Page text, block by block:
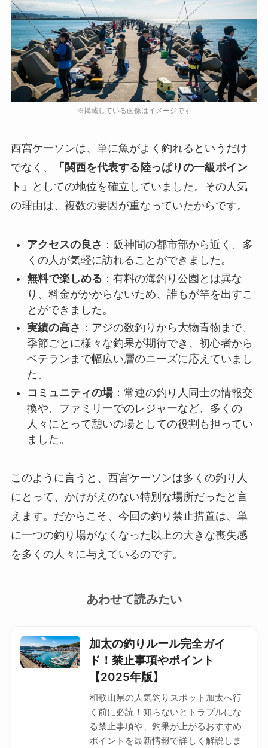
西宮ケーソンは、単に魚がよく釣れるというだけ
でなく、
「関西を代表する陸っぱりの一級ポイン
ト」
としての地位を確立していました。その人気
の理由は、複数の要因が重なっていたからです。
アクセスの良さ ：阪神間の都市部から近く、多
くの人が気軽に訪れることができました。
無料で楽しめる ：有料の海釣り公園とは異な
り、料金がかからないため、誰もが竿を出すこ
とができました。
実績の高さ ：アジの数釣りから大物青物まで、
季節ごとに様々な釣果が期待でき、初心者から
ベテランまで幅広い層のニーズに応えていまし
た。
コミュニティの場：常連の釣り人同士の情報交
換や、ファミリーでのレジャーなど、多くの
人々にとって憩いの場としての役割も担ってい
ました。
このように言うと、西宮ケーソンは多くの釣り人
にとって、かけがえのない特別な場所だったと言
えます。だからこそ、今回の釣り禁止措置は、単
に一つの釣り場がなくなった以上の大きな喪失感
を多くの人々に与えているのです。
あわせて読みたい
加太の釣りルール完全ガイ
ド！禁止事項やポイント
【2025年版】
和歌山県の人気釣りスポット加太へ行
く前に必読！知らないとトラブルにな
る禁止事項や、釣果が上がるおすすめ
ポイントを最新情報で詳しく解説しま